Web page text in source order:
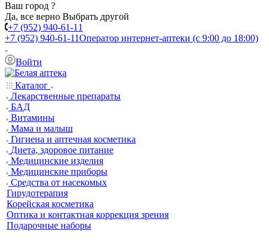
Ваш город ?
Да, все верно Выбрать другой
+7 (952) 940-61-11
+7 (952) 940-61-11Оператор интернет-аптеки (с 9:00 до 18:00)
Войти
Каталог
Лекарственные препараты
БАД
Витамины
Мама и малыш
Гигиена и аптечная косметика
Диета, здоровое питание
Медицинские изделия
Медицинские приборы
Средства от насекомых
Гирудотерапия
Корейская косметика
Оптика и контактная коррекция зрения
Подарочные наборы